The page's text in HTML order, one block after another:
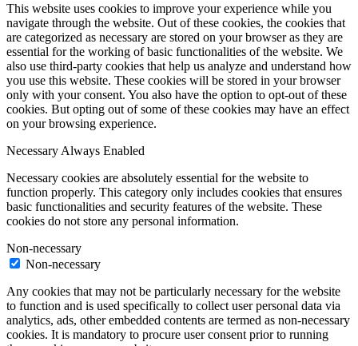
This website uses cookies to improve your experience while you
navigate through the website. Out of these cookies, the cookies that
are categorized as necessary are stored on your browser as they are
essential for the working of basic functionalities of the website. We
also use third-party cookies that help us analyze and understand how
you use this website. These cookies will be stored in your browser
only with your consent. You also have the option to opt-out of these
cookies. But opting out of some of these cookies may have an effect
on your browsing experience.
Necessary Always Enabled
Necessary cookies are absolutely essential for the website to
function properly. This category only includes cookies that ensures
basic functionalities and security features of the website. These
cookies do not store any personal information.
Non-necessary
Non-necessary
Any cookies that may not be particularly necessary for the website
to function and is used specifically to collect user personal data via
analytics, ads, other embedded contents are termed as non-necessary
cookies. It is mandatory to procure user consent prior to running